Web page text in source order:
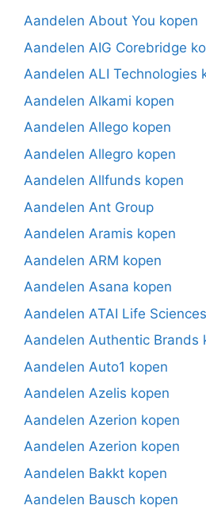
Aandelen About You kopen
Aandelen AIG Corebridge
Aandelen ALI Technologies
Aandelen Alkami kopen
Aandelen Allego kopen
Aandelen Allegro kopen
Aandelen Allfunds kopen
Aandelen Ant Group
Aandelen Aramis kopen
Aandelen ARM kopen
Aandelen Asana kopen
Aandelen ATAI Life
Aandelen Authentic Brands
Aandelen Auto1 kopen
Aandelen Azelis kopen
Aandelen Azerion kopen
Aandelen Azerion kopen
Aandelen Bakkt kopen
Aandelen Bausch kopen